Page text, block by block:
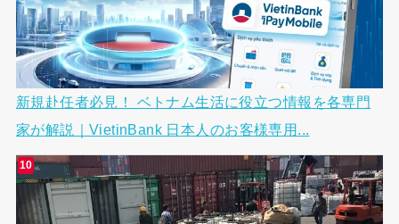
新規赴任者必見！ ベトナム生活に役立つ情報を各専門
家が解説｜VietinBank 日本人のお客様専用...